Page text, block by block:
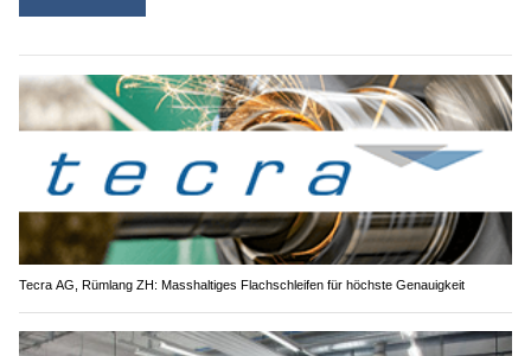
Tecra AG, Rümlang ZH: Masshaltiges Flachschleifen für höchste Genauigkeit